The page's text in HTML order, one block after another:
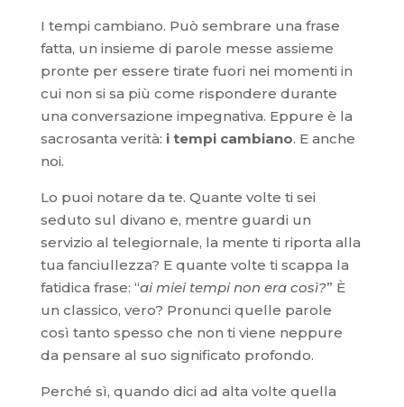
I tempi cambiano. Può sembrare una frase
fatta, un insieme di parole messe assieme
pronte per essere tirate fuori nei momenti in
cui non si sa più come rispondere durante
una conversazione impegnativa. Eppure è la
sacrosanta verità: i tempi cambiano. E anche
noi.
Lo puoi notare da te. Quante volte ti sei
seduto sul divano e, mentre guardi un
servizio al telegiornale, la mente ti riporta alla
tua fanciullezza? E quante volte ti scappa la
fatidica frase: “ai miei tempi non era così?” È
un classico, vero? Pronunci quelle parole
così tanto spesso che non ti viene neppure
da pensare al suo significato profondo.
Perché sì, quando dici ad alta volte quella